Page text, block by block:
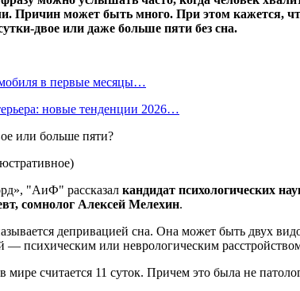
может быть много. При этом кажется,
двое или даже больше пяти без сна.
в первые месяцы…
новые тенденции 2026…
"АиФ" рассказал кандидат психологических
сомнолог Алексей Мелехин.
депривацией сна. Она может быть двух
— психическим или неврологическим
мире считается 11 суток. Причем это была не